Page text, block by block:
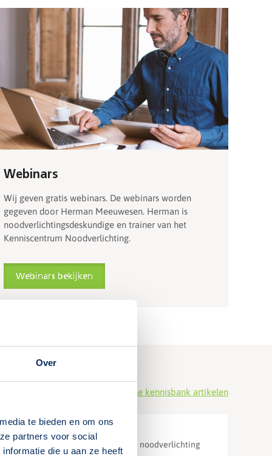
Over
te bieden en om ons
partners voor social
die u aan ze heeft
Webinars
Wij geven gratis webinars. De webinars worden
gegeven door Herman Meeuwesen. Herman is
noodverlichtingsdeskundige en trainer van het
Kenniscentrum Noodverlichting.
Webinars bekijken
Bekijk alle kennisbank artikelen
Wet- en regelgeving noodverlichting